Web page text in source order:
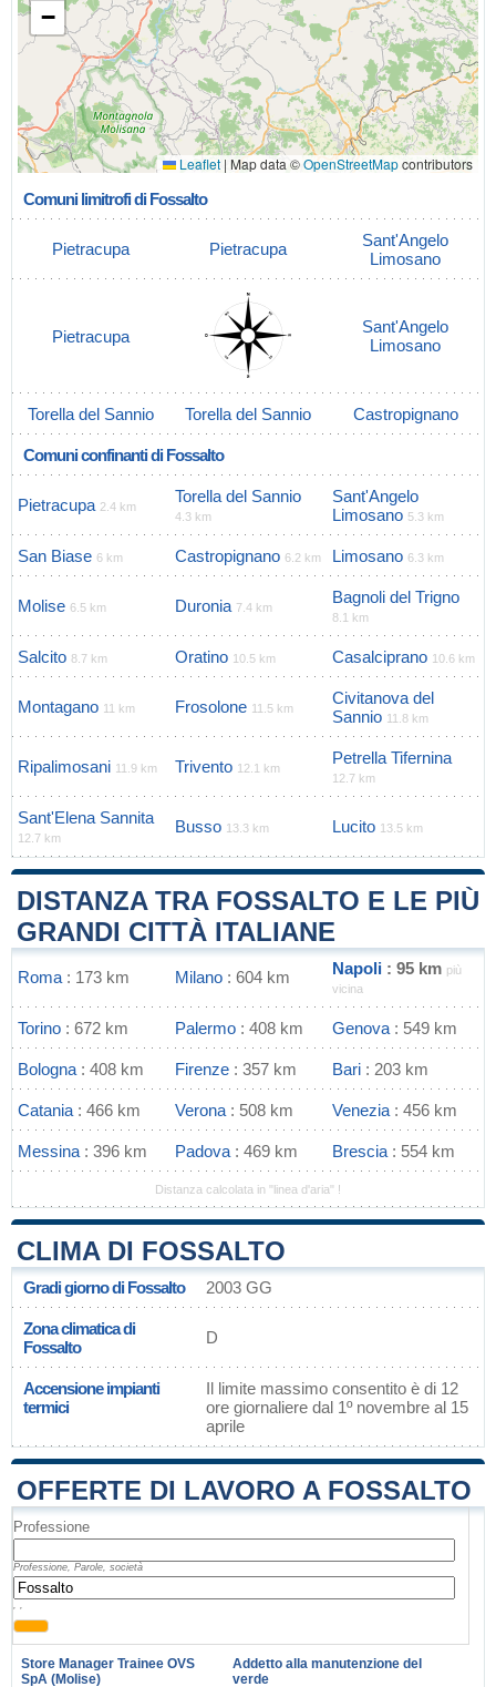
−
Leaflet | Map data ©OpenStreetMapcontributors
Comuni limitrofi di Fossalto
Pietracupa Pietracupa
Sant'Angelo
Limosano
Pietracupa
Sant'Angelo
Limosano
Torella del Sannio Torella del Sannio Castropignano
Comuni confinanti di Fossalto
Pietracupa 2.4 km
Torella del Sannio
4.3 km
Sant'Angelo
Limosano 5.3 km
San Biase 6 km Castropignano 6.2 km Limosano 6.3 km
Molise 6.5 km Duronia 7.4 km
Bagnoli del Trigno
8.1 km
Salcito 8.7 km Oratino 10.5 km Casalciprano 10.6 km
Montagano 11 km Frosolone 11.5 km
Civitanova del
Sannio 11.8 km
Ripalimosani 11.9 km Trivento 12.1 km
Petrella Tifernina
12.7 km
Sant'Elena Sannita
12.7 km
Busso 13.3 km Lucito 13.5 km
DISTANZA TRA FOSSALTO E LE PIÙ
GRANDI CITTÀ ITALIANE
Roma : 173 km Milano : 604 km Napoli : 95 km più
vicina
Torino : 672 km Palermo : 408 km Genova : 549 km
Bologna : 408 km Firenze : 357 km Bari : 203 km
Catania : 466 km Verona : 508 km Venezia : 456 km
Messina : 396 km Padova : 469 km Brescia : 554 km
Distanza calcolata in "linea d'aria" !
CLIMA DI FOSSALTO
Gradi giorno di Fossalto 2003 GG
Zona climatica di
Fossalto
D
Accensione impianti
termici
Il limite massimo consentito è di 12
ore giornaliere dal 1º novembre al 15
aprile
OFFERTE DI LAVORO A FOSSALTO
Professione
Professione, Parole, società
, ,
Store Manager Trainee OVS
SpA (Molise)
Addetto alla manutenzione del
verde